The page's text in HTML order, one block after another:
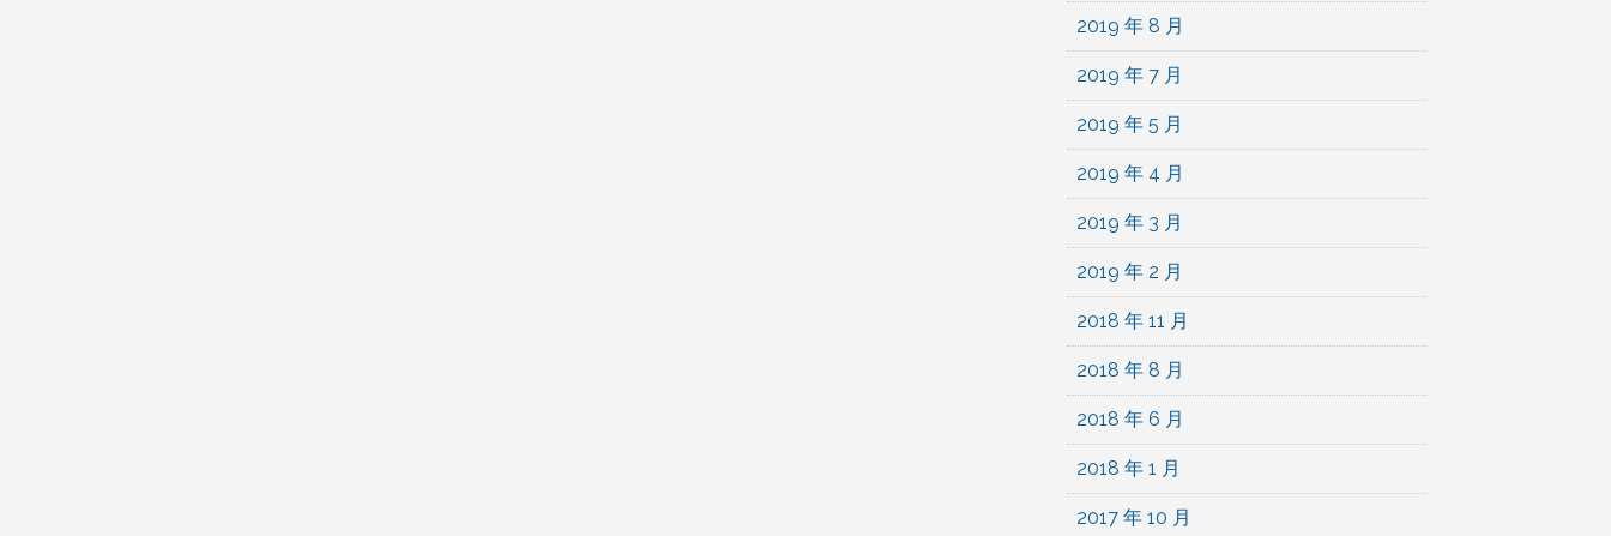
2019 年 8 月
2019 年 7 月
2019 年 5 月
2019 年 4 月
2019 年 3 月
2019 年 2 月
2018 年 11 月
2018 年 8 月
2018 年 6 月
2018 年 1 月
2017 年 10 月